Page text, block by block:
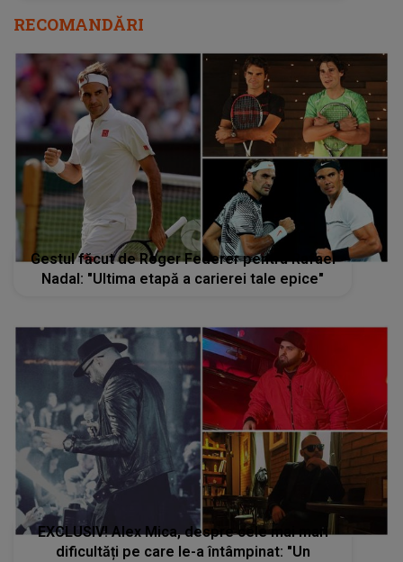
RECOMANDĂRI
Gestul făcut de Roger Federer pentru Rafael
Nadal: "Ultima etapă a carierei tale epice"
EXCLUSIV! Alex Mica, despre cele mai mari
dificultăți pe care le-a întâmpinat: "Un